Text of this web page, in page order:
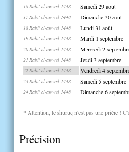
16 Rabi' al-awwal 1448 Samedi 29 août
17 Rabi' al-awwal 1448 Dimanche 30 août
18 Rabi' al-awwal 1448 Lundi 31 août
19 Rabi' al-awwal 1448 Mardi 1 septembre
20 Rabi' al-awwal 1448 Mercredi 2
21 Rabi' al-awwal 1448 Jeudi 3 septembre
22 Rabi' al-awwal 1448 Vendredi 4
23 Rabi' al-awwal 1448 Samedi 5 septembre
24 Rabi' al-awwal 1448 Dimanche 6
* Attention, le shuruq n'est pas une prière !
Précision